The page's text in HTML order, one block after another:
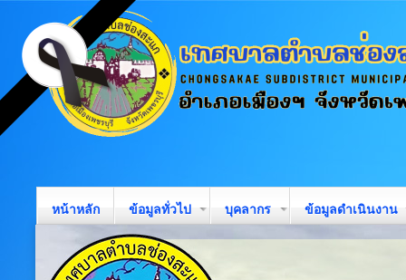
หน้าหลัก ข้อมูลทั่วไป บุคลากร ข้อมูลดำเนินงาน